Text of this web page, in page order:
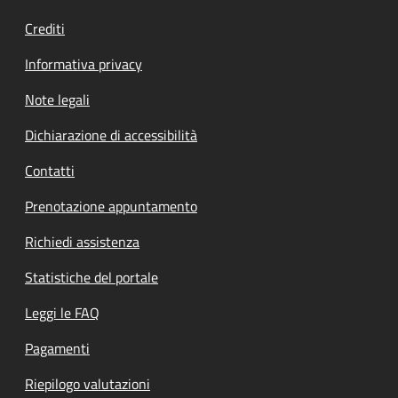
Crediti
Informativa privacy
Note legali
Dichiarazione di accessibilità
Contatti
Prenotazione appuntamento
Richiedi assistenza
Statistiche del portale
Leggi le FAQ
Pagamenti
Riepilogo valutazioni